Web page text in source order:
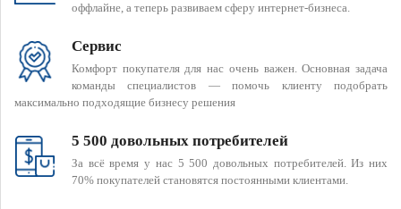
оффлайне, а теперь развиваем сферу интернет-бизнеса.
Сервис
Комфорт покупателя для нас очень важен. Основная задача
команды специалистов — помочь клиенту подобрать
максимально подходящие бизнесу решения
5 500 довольных потребителей
За всё время у нас 5 500 довольных потребителей. Из них
70% покупателей становятся постоянными клиентами.